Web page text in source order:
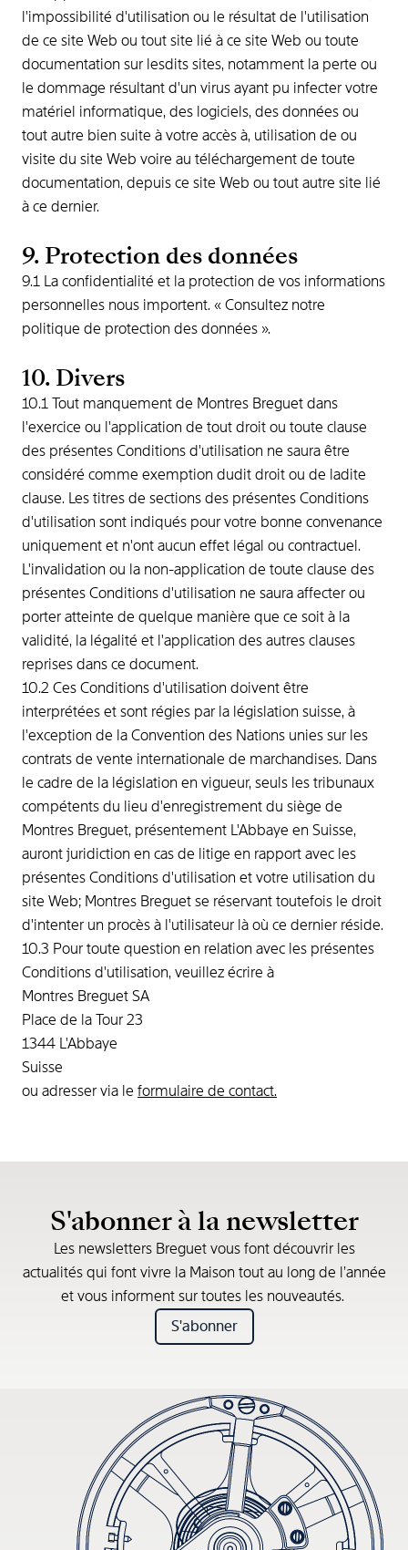
l'impossibilité d'utilisation ou le résultat de l'utilisation
de ce site Web ou tout site lié à ce site Web ou toute
documentation sur lesdits sites, notamment la perte ou
le dommage résultant d'un virus ayant pu infecter votre
matériel informatique, des logiciels, des données ou
tout autre bien suite à votre accès à, utilisation de ou
visite du site Web voire au téléchargement de toute
documentation, depuis ce site Web ou tout autre site lié
à ce dernier.
9. Protection des données
9.1 La confidentialité et la protection de vos informations
personnelles nous importent. « Consultez notre
politique de protection des données ».
10. Divers
10.1 Tout manquement de Montres Breguet dans
l'exercice ou l'application de tout droit ou toute clause
des présentes Conditions d'utilisation ne saura être
considéré comme exemption dudit droit ou de ladite
clause. Les titres de sections des présentes Conditions
d'utilisation sont indiqués pour votre bonne convenance
uniquement et n'ont aucun effet légal ou contractuel.
L'invalidation ou la non-application de toute clause des
présentes Conditions d'utilisation ne saura affecter ou
porter atteinte de quelque manière que ce soit à la
validité, la légalité et l'application des autres clauses
reprises dans ce document.
10.2 Ces Conditions d'utilisation doivent être
interprétées et sont régies par la législation suisse, à
l'exception de la Convention des Nations unies sur les
contrats de vente internationale de marchandises. Dans
le cadre de la législation en vigueur, seuls les tribunaux
compétents du lieu d'enregistrement du siège de
Montres Breguet, présentement L'Abbaye en Suisse,
auront juridiction en cas de litige en rapport avec les
présentes Conditions d'utilisation et votre utilisation du
site Web; Montres Breguet se réservant toutefois le droit
d'intenter un procès à l'utilisateur là où ce dernier réside.
10.3 Pour toute question en relation avec les présentes
Conditions d'utilisation, veuillez écrire à
Montres Breguet SA
Place de la Tour 23
1344 L'Abbaye
Suisse
ou adresser via le formulaire de contact.
S'abonner à la newsletter
Les newsletters Breguet vous font découvrir les
actualités qui font vivre la Maison tout au long de l’année
et vous informent sur toutes les nouveautés.
S'abonner